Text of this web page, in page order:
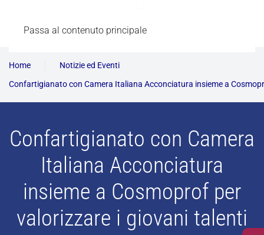
Passa al contenuto principale
Home
Notizie ed Eventi
Confartigianato con Camera Italiana Acconciatura insieme a
Confartigianato con Camera
Italiana Acconciatura
insieme a Cosmoprof per
valorizzare i giovani talenti